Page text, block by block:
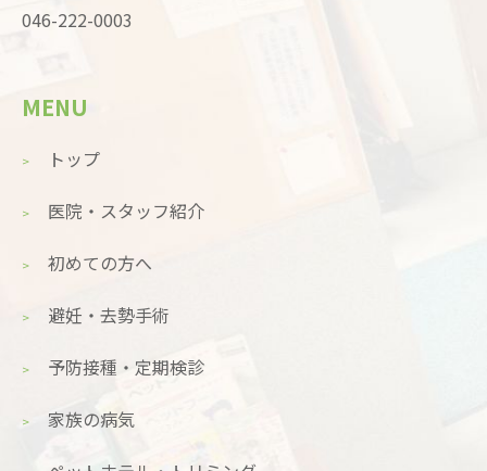
046-222-0003
MENU
トップ
医院・スタッフ紹介
初めての方へ
避妊・去勢手術
予防接種・定期検診
家族の病気